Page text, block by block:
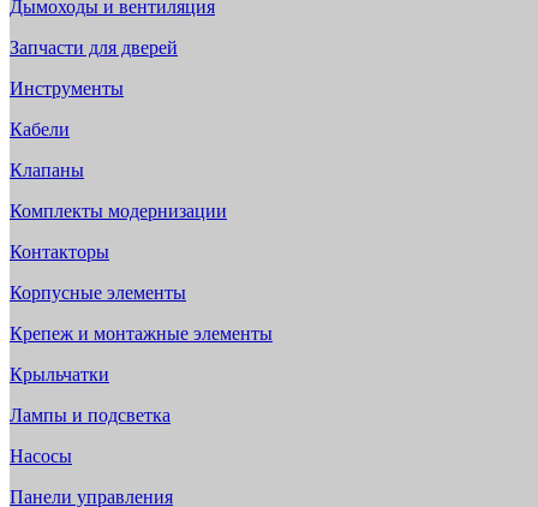
Дымоходы и вентиляция
Запчасти для дверей
Инструменты
Кабели
Клапаны
Комплекты модернизации
Контакторы
Корпусные элементы
Крепеж и монтажные элементы
Крыльчатки
Лампы и подсветка
Насосы
Панели управления